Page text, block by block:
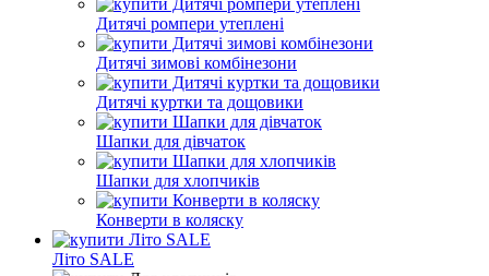
Дитячі ромпери утеплені
Дитячі зимові комбінезони
Дитячі куртки та дощовики
Шапки для дівчаток
Шапки для хлопчиків
Конверти в коляску
Літо SALE